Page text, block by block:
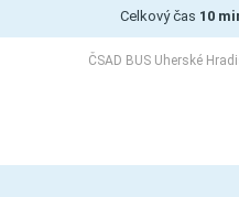
Celkový čas 10
ČSAD BUS Uherské